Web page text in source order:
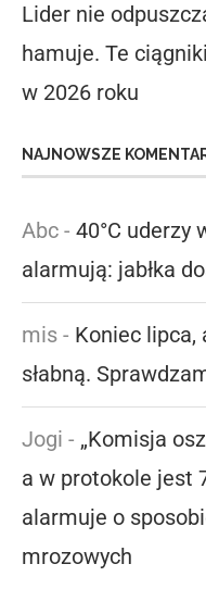
Lider nie
hamuje. Te
w 2026 roku
NAJNOWSZE
Abc - 40°C uderzy
alarmują: jabłka
mis - Koniec lipca,
słabną.
Jogi - „Komisja
a w protokole jest
alarmuje o
mrozowych